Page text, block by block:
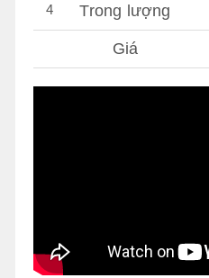
4 Trong lượng
Giá